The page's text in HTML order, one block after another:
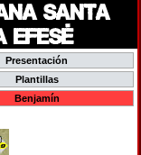
SANTA
EFESÉ
Presentación
Plantillas
Benjamín